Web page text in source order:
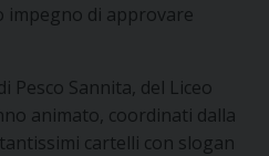
impegno di approvare
Pesco Sannita, del Liceo
animato, coordinati dalla
cartelli con slogan